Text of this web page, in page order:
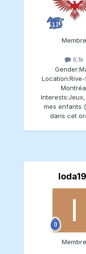
Membre
6.1k
Gender:
Location:
Interests:
mes enfants
dans cet
Ioda19
Membre